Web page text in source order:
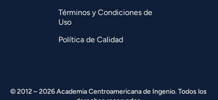
Términos y Condiciones de
Uso
Política de Calidad
© 2012 – 2026 Academia Centroamericana de Ingenio. Todos los